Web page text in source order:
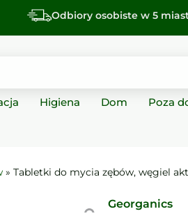
Odbiory osobiste w 5
Higiena Dom Poza
» Tabletki do mycia zębów, węgiel
Georganics